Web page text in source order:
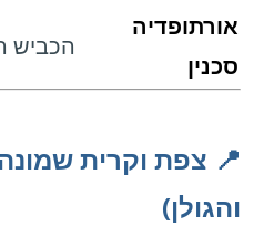
אורתופדיה
סכנין
הכביש
📍 צפת וקרית
והגולן)